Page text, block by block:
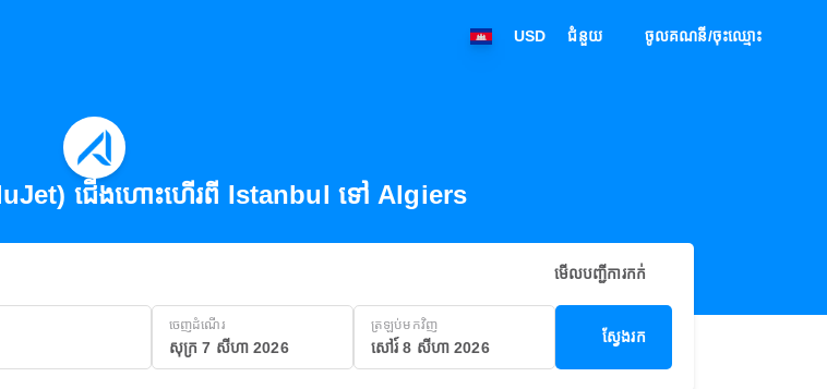
USD ជំនួយ ចូលគណនី/ចុះឈ្មោះ
ជើងហោះហើរពី Istanbul ទៅ Algiers
មើលបញ្ជីការកក់
ចេញដំណើរ
សុក្រ 7 សីហា 2026
ត្រឡប់មកវិញ
សៅរ៍ 8 សីហា 2026
ស្វែងរក